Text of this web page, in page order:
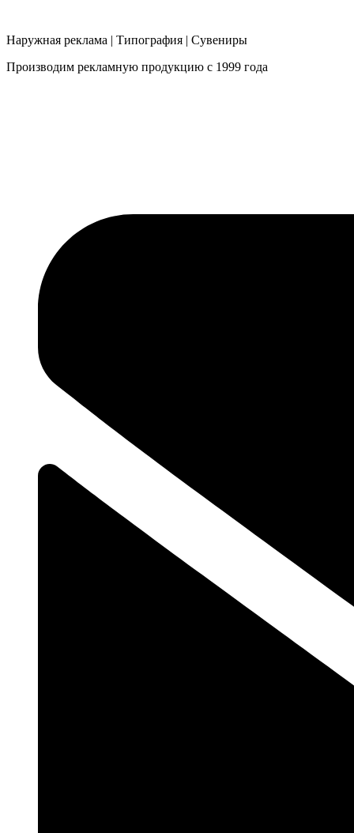
Наружная реклама | Типография | Сувениры
Производим рекламную продукцию с 1999 года